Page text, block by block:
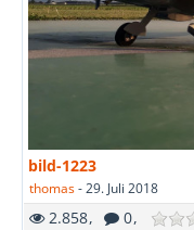
bild-1223
thomas-29. Juli 2018
2.858 0